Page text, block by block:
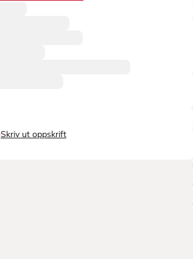
Skriv ut oppskrift